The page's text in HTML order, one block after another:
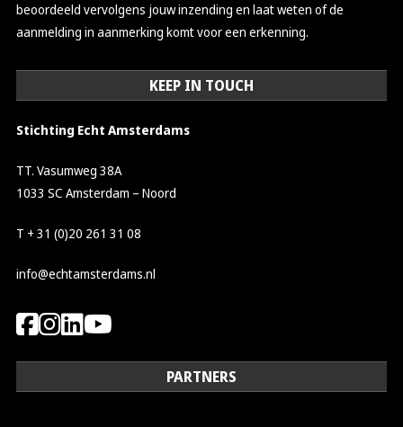
beoordeeld vervolgens jouw inzending en laat weten of de
aanmelding in aanmerking komt voor een erkenning.
KEEP IN TOUCH
Stichting Echt Amsterdams
TT. Vasumweg 38A
1033 SC Amsterdam – Noord
T + 31 (0)20 261 31 08
info@echtamsterdams.nl
PARTNERS